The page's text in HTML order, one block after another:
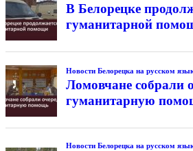
В Белорецке
гуманитарной
Новости Белорецка на русском
Ломовчане собрали
гуманитарную
Новости Белорецка на русском